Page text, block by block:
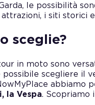
le possibilità
i siti storici
sceglie?
in moto sono
scegliere il
abbiamo
la Vespa. Scopriamo